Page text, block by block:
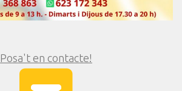
Posa't en contacte!